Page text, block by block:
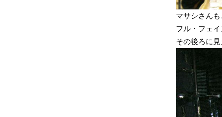
マサシさん
フル・フェ
その後ろに